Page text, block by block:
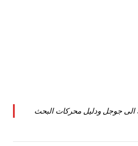
جوجل ودليل محركات البحث